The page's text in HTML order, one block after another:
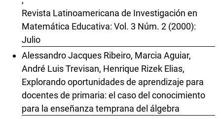
Revista Latinoamericana de Investigación en
Matemática Educativa: Vol. 3 Núm. 2 (2000):
Julio
Alessandro Jacques Ribeiro, Marcia Aguiar,
André Luis Trevisan, Henrique Rizek Elias,
Explorando oportunidades de aprendizaje para
docentes de primaria: el caso del conocimiento
para la enseñanza temprana del álgebra